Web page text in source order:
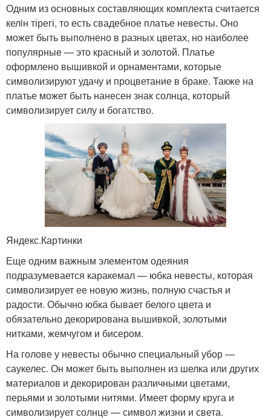
Одним из основных составляющих комплекта считается
келiн тірегі, то есть свадебное платье невесты. Оно
может быть выполнено в разных цветах, но наиболее
популярные — это красный и золотой. Платье
оформлено вышивкой и орнаментами, которые
символизируют удачу и процветание в браке. Также на
платье может быть нанесен знак солнца, который
символизирует силу и богатство.
Яндекс.Картинки
Еще одним важным элементом одеяния
подразумевается каракемал — юбка невесты, которая
символизирует ее новую жизнь, полную счастья и
радости. Обычно юбка бывает белого цвета и
обязательно декорирована вышивкой, золотыми
нитками, жемчугом и бисером.
На голове у невесты обычно специальный убор —
саукелес. Он может быть выполнен из шелка или других
материалов и декорирован различными цветами,
перьями и золотыми нитями. Имеет форму круга и
символизирует солнце — символ жизни и света.